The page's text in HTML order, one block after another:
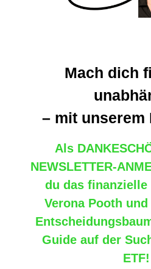
Mach dich
– mit unserem
Als
NEWSLETTER-
du das finanzielle
Verona Pooth und
Guide auf der
ETF!